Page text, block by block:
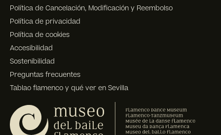
Política de Cancelación, Modificación y Reembolso
Política de privacidad
Política de cookies
Accesibilidad
Sostenibilidad
Preguntas frecuentes
Tablao flamenco y qué ver en Sevilla